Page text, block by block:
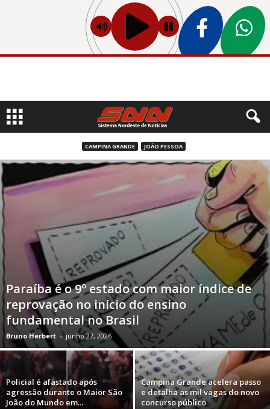
CAMPINA GRANDE JOÃO PESSOA
Paraíba é o 9º estado com maior índice de
reprovação no início do ensino
fundamental no Brasil
Bruno Herbert - junho 27, 2026
Policial é afastado após
agressão durante o Maior São
João do Mundo em...
Campina Grande acelera passo
e detalha as mil vagas do novo
concurso público